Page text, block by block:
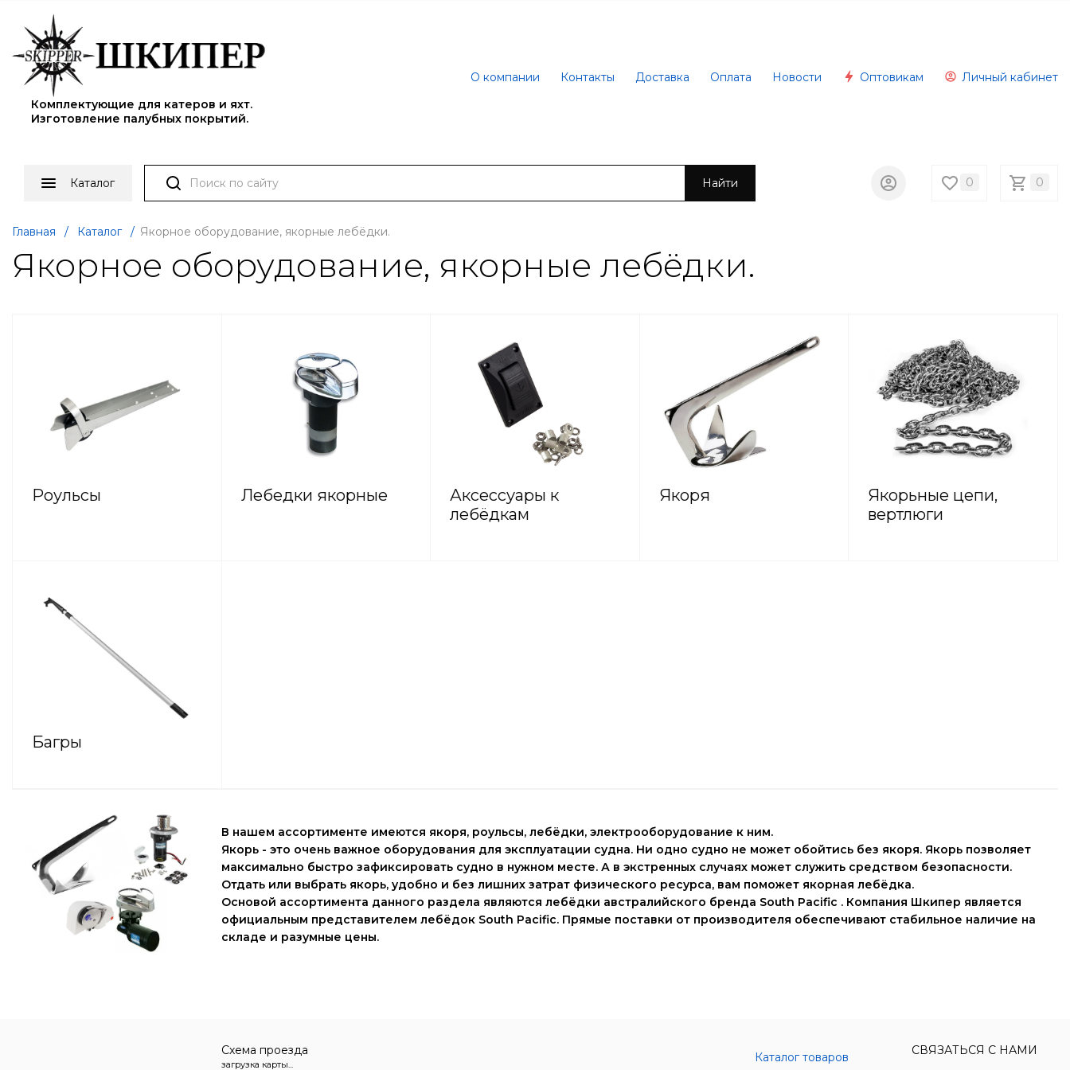
Комплектующие для катеров и яхт.
Изготовление палубных покрытий.
О компании Контакты Доставка Оплата Новости Оптовикам Личный кабинет
Каталог 0 0
Найти
Главная / Каталог / Якорное оборудование, якорные лебёдки.
Якорное оборудование, якорные лебёдки.
Роульсы Лебедки якорные
Аксессуары к
лебёдкам
Якоря
Якорьные цепи,
вертлюги
Багры
В нашем ассортименте имеются якоря, роульсы, лебёдки, электрооборудование к ним.
Якорь- это очень важное оборудования для эксплуатации судна. Ни одно судно не может обойтись без якоря. Якорь позволяет
максимально быстро зафиксировать судно в нужном месте. А в экстренных случаях может служить средством безопасности.
Отдать или выбрать якорь, удобно и без лишних затрат физического ресурса, вам поможет якорная лебёдка.
Основой ассортимента данного раздела являются лебёдки австралийского бренда South Pacific . Компания Шкипер является
официальным представителем лебёдок South Pacific. Прямые поставки от производителя обеспечивают стабильное наличие на
складе и разумные цены.
Схема проезда
загрузка карты...
Каталог товаров
СВЯЗАТЬСЯ С НАМИ